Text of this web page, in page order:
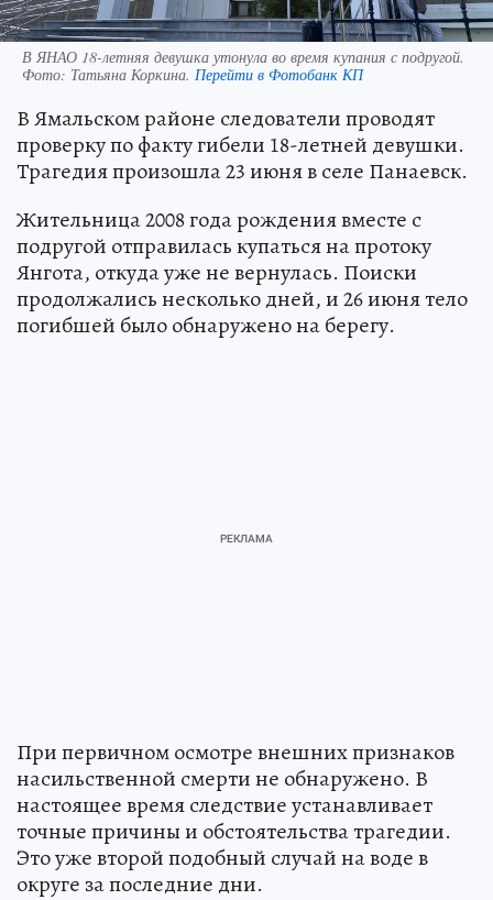
В ЯНАО 18-летняя девушка утонула во время купания с подругой.
Фото: Татьяна Коркина. Перейти в Фотобанк КП
В Ямальском районе следователи проводят
проверку по факту гибели 18-летней девушки.
Трагедия произошла 23 июня в селе Панаевск.
Жительница 2008 года рождения вместе с
подругой отправилась купаться на протоку
Янгота, откуда уже не вернулась. Поиски
продолжались несколько дней, и 26 июня тело
погибшей было обнаружено на берегу.
При первичном осмотре внешних признаков
насильственной смерти не обнаружено. В
настоящее время следствие устанавливает
точные причины и обстоятельства трагедии.
Это уже второй подобный случай на воде в
округе за последние дни.